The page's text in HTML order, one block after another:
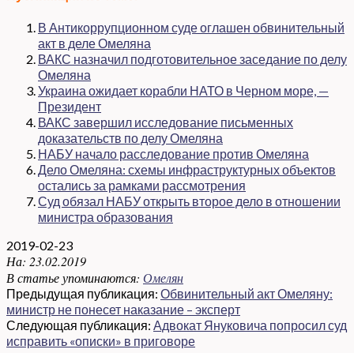
В Антикоррупционном суде оглашен обвинительный
акт в деле Омеляна
ВАКС назначил подготовительное заседание по делу
Омеляна
Украина ожидает корабли НАТО в Черном море, —
Президент
ВАКС завершил исследование письменных
доказательств по делу Омеляна
НАБУ начало расследование против Омеляна
Дело Омеляна: схемы инфраструктурных объектов
остались за рамками рассмотрения
Суд обязал НАБУ открыть второе дело в отношении
министра образования
2019-02-23
На: 23.02.2019
В статье упоминаются: Омелян
Предыдущая публикация: Обвинительный акт Омеляну:
министр не понесет наказание – эксперт
Следующая публикация: Адвокат Януковича попросил суд
исправить «описки» в приговоре